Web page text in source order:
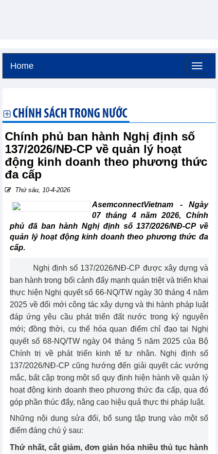
Home
CHÍNH SÁCH TRONG NƯỚC
Chính phủ ban hành Nghị định số
137/2026/NĐ-CP về quản lý hoạt
động kinh doanh theo phương thức
đa cấp
Thứ sáu, 10-4-2026
AsemconnectVietnam - Ngày
07 tháng 4 năm 2026, Chính
phủ đã ban hành Nghị định số 137/2026/NĐ-CP về
quản lý hoạt động kinh doanh theo phương thức đa
cấp.
Nghị định số 137/2026/NĐ-CP được xây dựng và
ban hành trong bối cảnh đẩy mạnh quán triệt và triển khai
thực hiện Nghị quyết số 66-NQ/TW ngày 30 tháng 4 năm
2025 về đổi mới công tác xây dựng và thi hành pháp luật
đáp ứng yêu cầu phát triển đất nước trong kỷ nguyên
mới; đồng thời, cụ thể hóa quan điểm chỉ đạo tại Nghị
quyết số 68-NQ/TW ngày 04 tháng 5 năm 2025 của Bộ
Chính trị về phát triển kinh tế tư nhân. Nghị định số
137/2026/NĐ-CP cũng hướng đến giải quyết các vướng
mắc, bất cập trong một số quy định hiện hành về quản lý
hoạt động kinh doanh theo phương thức đa cấp, qua đó
góp phần thúc đẩy, nâng cao hiệu quả thực thi pháp luật.
Những nội dung sửa đổi, bổ sung tập trung vào một số
điểm đáng chú ý sau:
Thứ nhất, cắt giảm, đơn giản hóa nhiều thủ tục hành